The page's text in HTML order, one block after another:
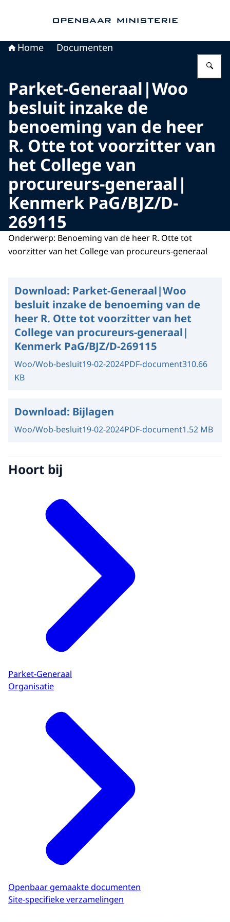
Home Documenten
Parket-Generaal|Woo
besluit inzake de
benoeming van de heer
R. Otte tot voorzitter van
het College van
procureurs-generaal|
Kenmerk PaG/BJZ/D-
269115
Onderwerp: Benoeming van de heer R. Otte tot
voorzitter van het College van procureurs-generaal
Download: Parket-Generaal|Woo
besluit inzake de benoeming van de
heer R. Otte tot voorzitter van het
College van procureurs-generaal|
Kenmerk PaG/BJZ/D-269115
Woo/Wob-besluit19-02-2024PDF-document310.66
KB
Download: Bijlagen
Woo/Wob-besluit19-02-2024PDF-document1.52 MB
Hoort bij
Parket-Generaal
Organisatie
Openbaar gemaakte documenten
Site-specifieke verzamelingen